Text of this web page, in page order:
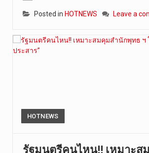
Posted in HOTNEWS Leave a
HOTNEWS
รัฐมนตรีคนไหน!! เหมาะส